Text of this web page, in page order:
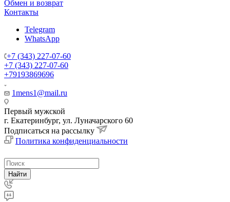
Обмен и возврат
Контакты
Telegram
WhatsApp
+7 (343) 227-07-60
+7 (343) 227-07-60
+79193869696
1mens1@mail.ru
Первый мужской
г. Екатеринбург, ул. Луначарского 60
Подписаться на рассылку
Политика конфиденциальности
Найти